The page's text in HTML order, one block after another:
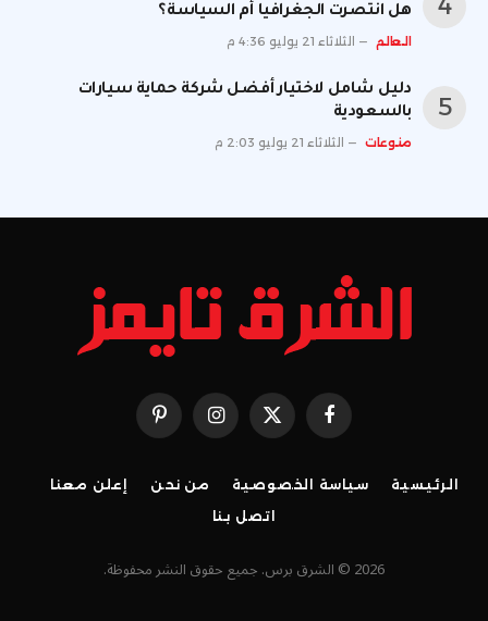
هل انتصرت الجغرافيا أم السياسة؟
العالم الثلاثاء 21 يوليو 4:36 م
دليل شامل لاختيار أفضل شركة حماية سيارات
بالسعودية
منوعات الثلاثاء 21 يوليو 2:03 م
فيسبوك X
(Twitter)
الانستغرامبينتيريست
الرئيسية سياسة الخصوصية من نحن
إعلن معنا
اتصل بنا
2026 © الشرق برس. جميع حقوق النشر محفوظة.